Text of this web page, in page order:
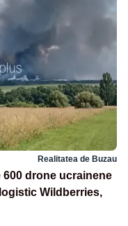
Realitatea de Buzau
drone ucrainene
Wildberries,